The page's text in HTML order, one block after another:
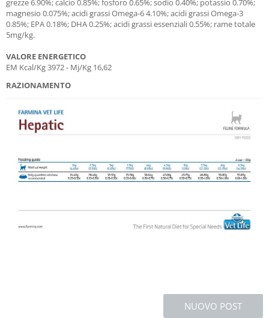
grezze 6.90%; calcio 0.85%; fosforo 0.65%; sodio 0.40%; potassio 0.70%;
magnesio 0.075%; acidi grassi Omega-6 4.10%; acidi grassi Omega-3
0.85%; EPA 0.18%; DHA 0.25%; acidi grassi essenziali 0.55%; rame totale
5mg/kg.
VALORE ENERGETICO
EM Kcal/Kg 3972 - Mj/Kg 16,62
RAZIONAMENTO
NUOVO POST